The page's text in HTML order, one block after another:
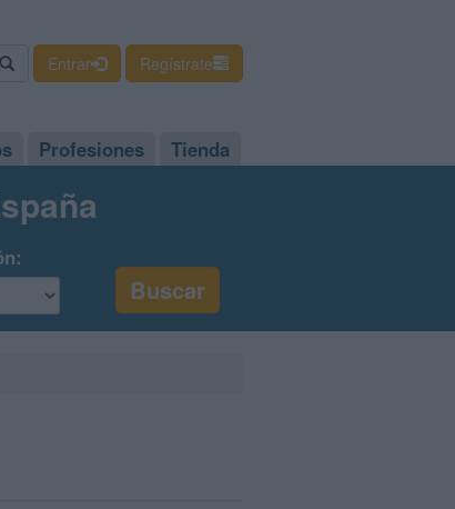
Entrar Regístrate
Profesiones Tienda